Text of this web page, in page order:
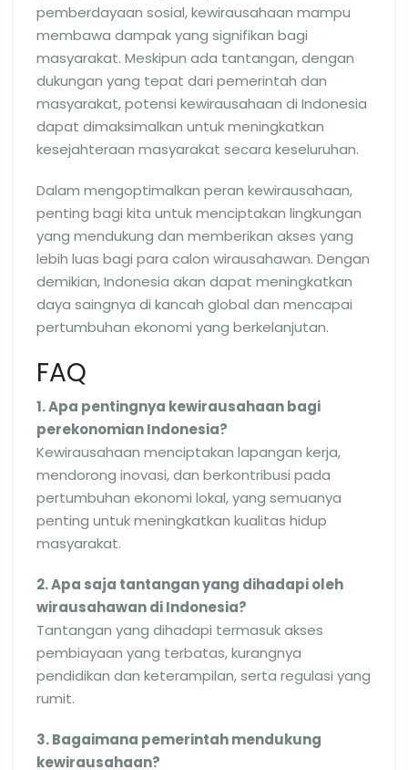
pemberdayaan sosial, kewirausahaan mampu
membawa dampak yang signifikan bagi
masyarakat. Meskipun ada tantangan, dengan
dukungan yang tepat dari pemerintah dan
masyarakat, potensi kewirausahaan di Indonesia
dapat dimaksimalkan untuk meningkatkan
kesejahteraan masyarakat secara keseluruhan.
Dalam mengoptimalkan peran kewirausahaan,
penting bagi kita untuk menciptakan lingkungan
yang mendukung dan memberikan akses yang
lebih luas bagi para calon wirausahawan. Dengan
demikian, Indonesia akan dapat meningkatkan
daya saingnya di kancah global dan mencapai
pertumbuhan ekonomi yang berkelanjutan.
FAQ
1. Apa pentingnya kewirausahaan bagi
perekonomian Indonesia?
Kewirausahaan menciptakan lapangan kerja,
mendorong inovasi, dan berkontribusi pada
pertumbuhan ekonomi lokal, yang semuanya
penting untuk meningkatkan kualitas hidup
masyarakat.
2. Apa saja tantangan yang dihadapi oleh
wirausahawan di Indonesia?
Tantangan yang dihadapi termasuk akses
pembiayaan yang terbatas, kurangnya
pendidikan dan keterampilan, serta regulasi yang
rumit.
3. Bagaimana pemerintah mendukung
kewirausahaan?